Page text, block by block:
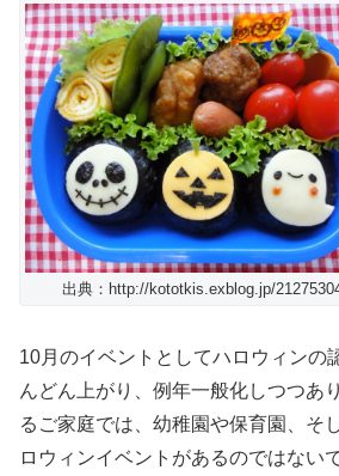
出典：http://kototkis.exblog.jp/
10月のイベントとしてハロウィンの
んどん上がり、例年一般化しつつあ
るご家庭では、幼稚園や保育園、そ
ロウィンイベントがあるのではない